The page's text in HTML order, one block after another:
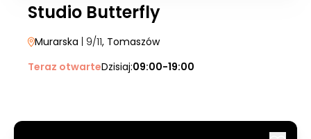
Studio Butterfly
Murarska | 9/11, Tomaszów
Teraz otwarteDzisiaj:09:00-19:00